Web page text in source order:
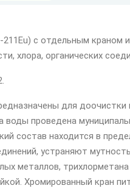
с отдельным
хлора, органических
для
воды проведена
состав находится в
устраняют
металлов,
Хромированный кран